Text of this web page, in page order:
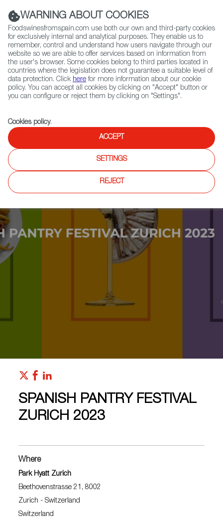
(+34) 913 497 100 |
Contact FWS Worldwide
Search
Home
Upcoming Events
SPANISH PANTRY FESTIVAL ZURICH 2023
SPANISH PANTRY FESTIVAL
ZURICH 2023
Where
Park Hyatt Zurich
Beethovenstrasse 21, 8002
Zurich - Switzerland
Switzerland
WARNING ABOUT COOKIES
Foodswinesfromspain.com use both our own and third-party cookies
for exclusively internal and analytical purposes. They enable us to
remember, control and understand how users navigate through our
website so we are able to offer services based on information from
the user's browser. Some cookies belong to third parties located in
countries where the legislation does not guarantee a suitable level of
data protection. Click here for more information about our cookie
policy. You can accept all cookies by clicking on "Accept" button or
you can configure or reject them by clicking on "Settings".
Cookies policy.
ACCEPT
SETTINGS
REJECT